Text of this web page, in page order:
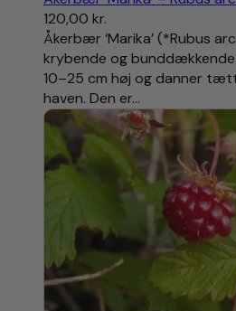
120,00 kr.
Åkerbær ‘Marika’ (*Rubus
krybende og
10–25 cm høj og danner
haven. Den er…